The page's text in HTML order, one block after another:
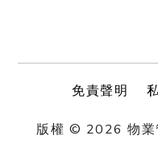
免責聲明
版權 © 2026 物業